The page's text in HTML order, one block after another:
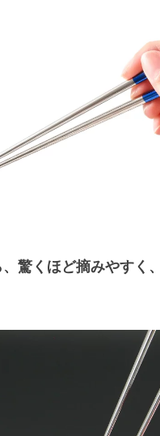
驚くほど摘みやすく